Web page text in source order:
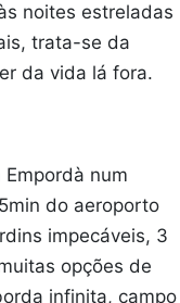
noites estreladas
trata-se da
da vida lá fora.
num
do aeroporto
impecáveis, 3
opções de
infinita, campo